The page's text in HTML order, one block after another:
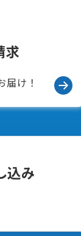
求
届け！
込み